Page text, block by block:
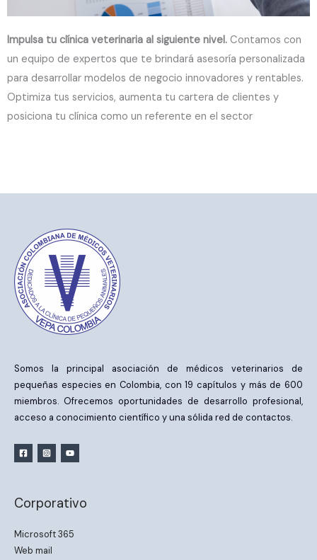
Impulsa tu clínica veterinaria al siguiente nivel. Contamos con
un equipo de expertos que te brindará asesoría personalizada
para desarrollar modelos de negocio innovadores y rentables.
Optimiza tus servicios, aumenta tu cartera de clientes y
posiciona tu clínica como un referente en el sector
Somos la principal asociación de médicos veterinarios de
pequeñas especies en Colombia, con 19 capítulos y más de 600
miembros. Ofrecemos oportunidades de desarrollo profesional,
acceso a conocimiento científico y una sólida red de contactos.
Corporativo
Microsoft 365
Web mail